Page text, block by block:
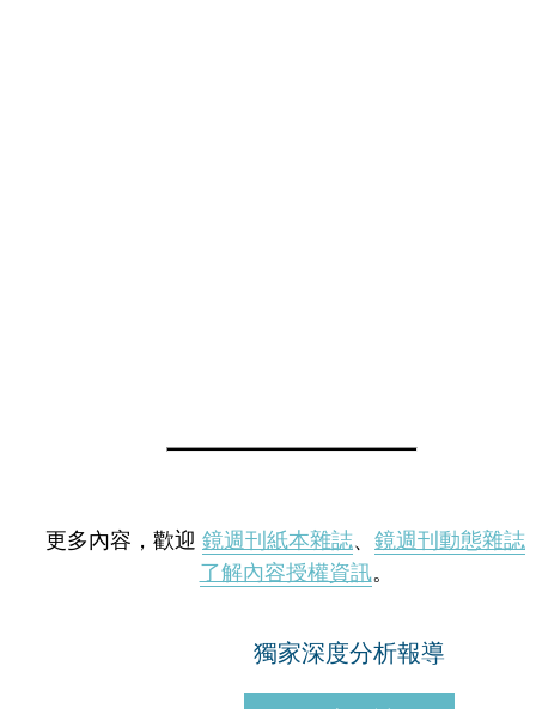
更多內容，歡迎 鏡週刊紙本雜誌、 鏡週刊動態雜誌
了解內容授權資訊。
獨家深度分析報導